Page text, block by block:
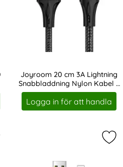
Joyroom 20 cm 3A Lightning
Snabbladdning Nylon Kabel -
Svart/Grå
Art. nr 19290
Logga in för att handla
joyroom 20 cm 3A